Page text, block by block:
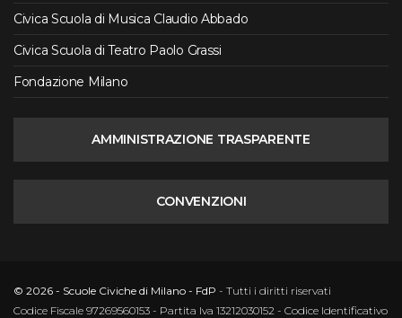
Civica Scuola di Musica Claudio Abbado
Civica Scuola di Teatro Paolo Grassi
Fondazione Milano
AMMINISTRAZIONE TRASPARENTE
CONVENZIONI
© 2026 - Scuole Civiche di Milano - FdP - Tutti i diritti riservati
Codice Fiscale 97269560153 - Partita Iva 13212030152 - Codice Identificativo